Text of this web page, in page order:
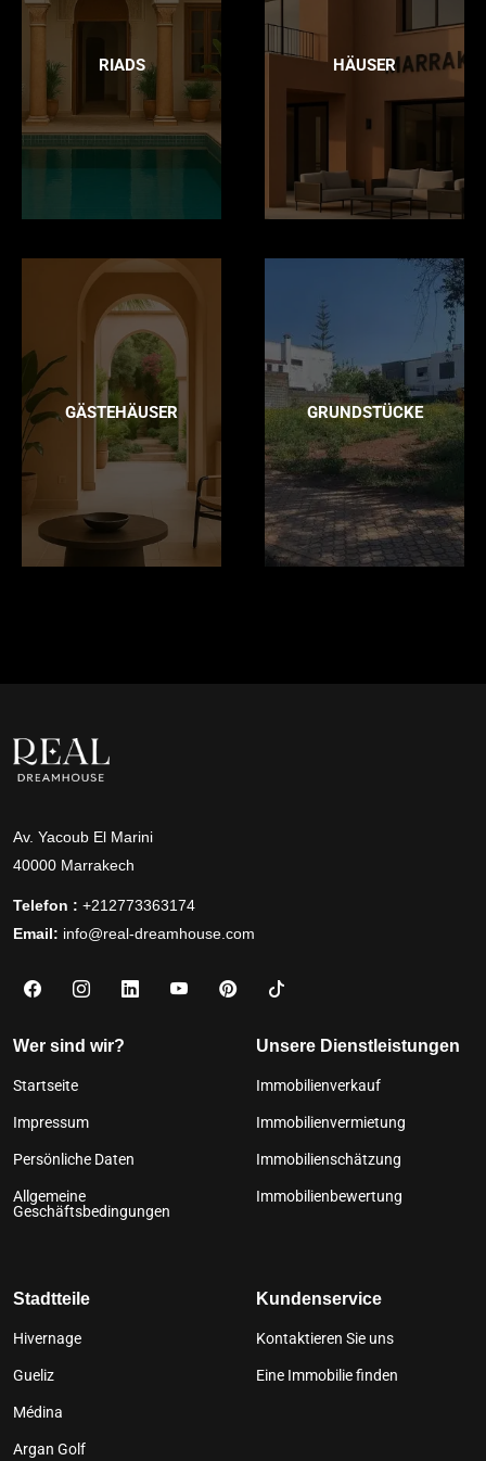
RIADS HÄUSER
GÄSTEHÄUSER GRUNDSTÜCKE
Av. Yacoub El Marini
40000 Marrakech
Telefon : +212773363174
Email: info@real-dreamhouse.com
Wer sind wir?
Startseite
Impressum
Persönliche Daten
Allgemeine
Geschäftsbedingungen
Unsere Dienstleistungen
Immobilienverkauf
Immobilienvermietung
Immobilienschätzung
Immobilienbewertung
Stadtteile
Hivernage
Gueliz
Médina
Argan Golf
Kundenservice
Kontaktieren Sie uns
Eine Immobilie finden